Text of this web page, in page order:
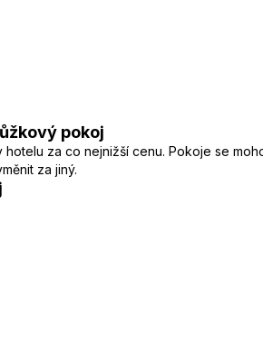
pokoj
za co nejnižší cenu. Pokoje se
za jiný.